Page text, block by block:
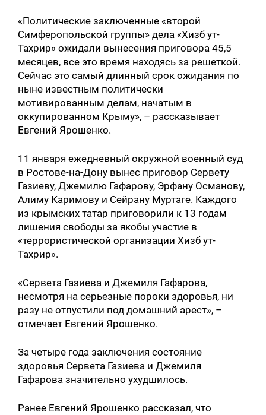
«Политические заключенные «второй
Симферопольской группы» дела «Хизб ут-
Тахрир» ожидали вынесения приговора 45,5
месяцев, все это время находясь за решеткой.
Сейчас это самый длинный срок ожидания по
ныне известным политически
мотивированным делам, начатым в
оккупированном Крыму», – рассказывает
Евгений Ярошенко.
11 января ежедневный окружной военный суд
в Ростове-на-Дону вынес приговор Сервету
Газиеву, Джемилю Гафарову, Эрфану Османову,
Алиму Каримову и Сейрану Муртаге. Каждого
из крымских татар приговорили к 13 годам
лишения свободы за якобы участие в
«террористической организации Хизб ут-
Тахрир».
«Сервета Газиева и Джемиля Гафарова,
несмотря на серьезные пороки здоровья, ни
разу не отпустили под домашний арест», –
отмечает Евгений Ярошенко.
За четыре года заключения состояние
здоровья Сервета Газиева и Джемиля
Гафарова значительно ухудшилось.
Ранее Евгений Ярошенко рассказал, что